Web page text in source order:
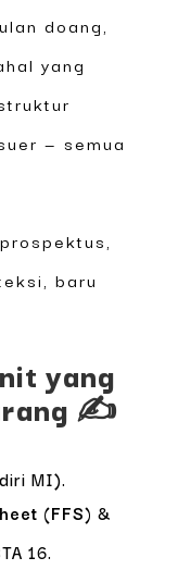
doang,
yang
— semua
baru
yang
✍️
MI).
(FFS) &
16.